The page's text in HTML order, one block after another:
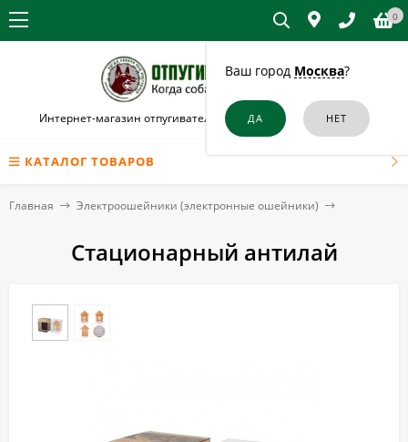
Ваш город Москва?
0
Интернет-магазин отпугивателей собак и кошек в Обнинске
КАТАЛОГ ТОВАРОВ
Главная Электроошейники (электронные ошейники)
Стационарный антилай